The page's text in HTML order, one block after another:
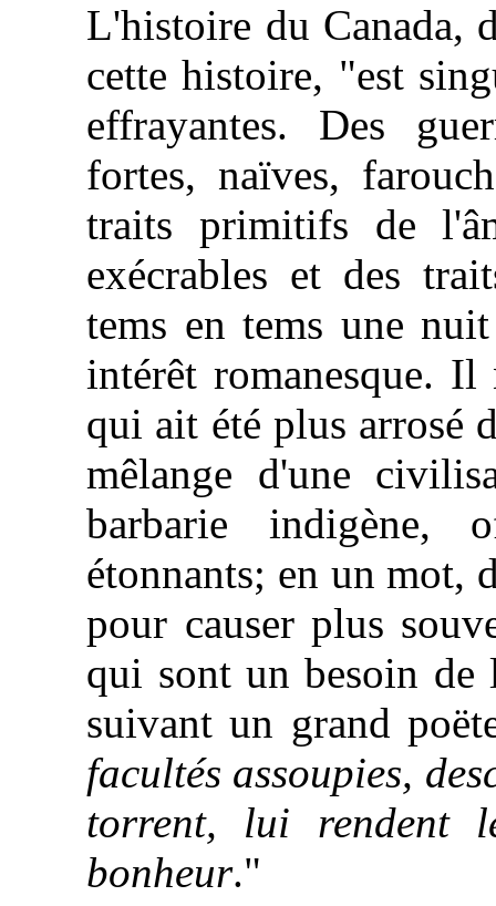
L'histoire du Canada,
cette histoire, "est
effrayantes. Des
fortes, naïves,
traits primitifs de
exécrables et des
tems en tems une
intérêt romanesque.
qui ait été plus arrosé
mêlange d'une
barbarie indigène,
étonnants; en un mot,
pour causer plus
qui sont un besoin de
suivant un grand
facultés assoupies,
torrent, lui rendent
bonheur."